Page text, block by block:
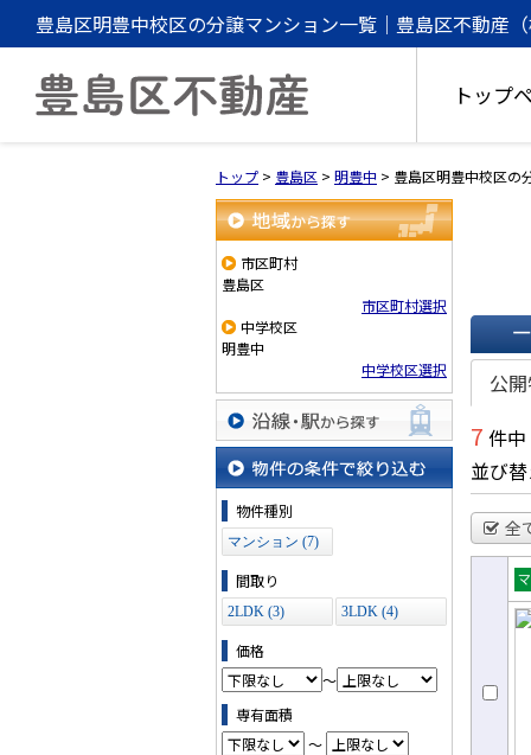
豊島区明豊中校区の分譲マンション一覧｜豊島区不動産
トップ
トップ > 豊島区 > 明豊中 > 豊島区明豊中校区の
地域から探す
市区町村
豊島区
市区町村選択
中学校区
明豊中
中学校区選択
沿線・駅から探す
物件の条件で絞り込む
物件種別
マンション (7)
間取り
2LDK (3) 3LDK (4)
価格
～
専有面積
～
一覧
公開
7 件
並び
全